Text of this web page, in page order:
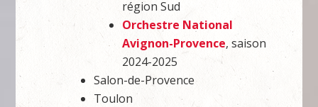
région Sud
Orchestre National
Avignon-Provence, saison
2024-2025
Salon-de-Provence
Toulon